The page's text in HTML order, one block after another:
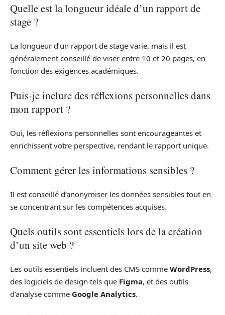
Quelle est la longueur idéale d’un rapport de
stage ?
La longueur d’un rapport de stage varie, mais il est
généralement conseillé de viser entre 10 et 20 pages, en
fonction des exigences académiques.
Puis-je inclure des réflexions personnelles dans
mon rapport ?
Oui, les réflexions personnelles sont encourageantes et
enrichissent votre perspective, rendant le rapport unique.
Comment gérer les informations sensibles ?
Il est conseillé d’anonymiser les données sensibles tout en
se concentrant sur les compétences acquises.
Quels outils sont essentiels lors de la création
d’un site web ?
Les outils essentiels incluent des CMS comme WordPress,
des logiciels de design tels que Figma, et des outils
d’analyse comme Google Analytics.